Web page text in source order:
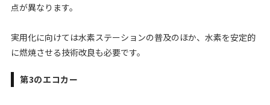
点が異なります。
実用化に向けては水素ステーションの普及のほか、水素を安定的
に燃焼させる技術改良も必要です。
第3のエコカー